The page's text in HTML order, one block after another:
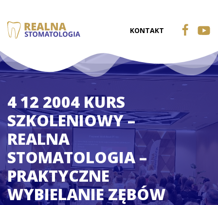
KONTAKT
4 12 2004 KURS
SZKOLENIOWY –
REALNA
STOMATOLOGIA –
PRAKTYCZNE
WYBIELANIE ZĘBÓW